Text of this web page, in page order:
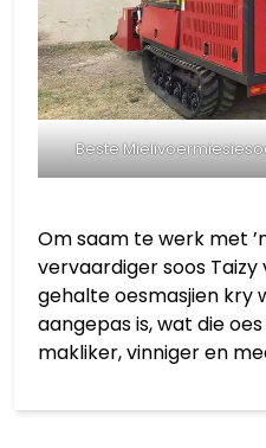
Beste
Om saam te werk met
vervaardiger soos Taizy
gehalte oesmasjien kry
aangepas is, wat die
makliker, vinniger en